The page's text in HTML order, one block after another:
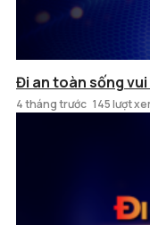
Đi an toàn sống
4 tháng trước 145 lượt